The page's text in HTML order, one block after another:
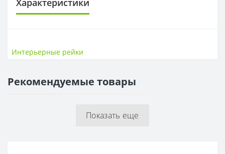
Длина, мм
Интерьерные рейки
Рекомендуемые товары
Показать еще